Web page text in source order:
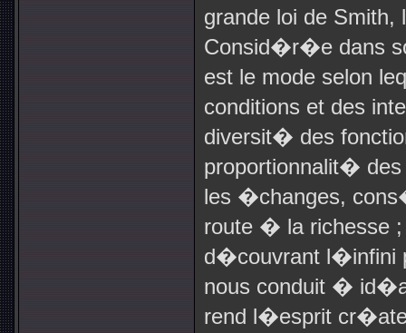
grande loi de
Consid�r�e dans
est le mode selon
conditions et des
diversit� des
proportionnalit�
les �changes,
route � la richesse
d�couvrant l�infini
nous conduit �
rend l�esprit